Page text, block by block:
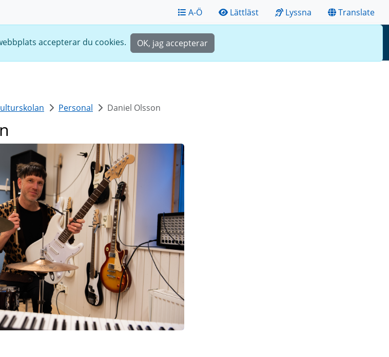
A-Ö Lättläst Lyssna
Translate
accepterar du cookies. OK, jag accepterar
Personal Daniel Olsson